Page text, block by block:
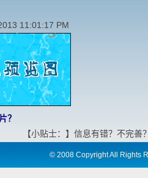
11:01:17 PM
？
【小贴士：】信息有错？不完
©2008 Copyright All Rights